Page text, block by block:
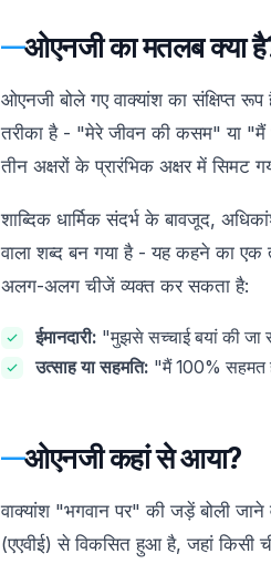
ओएनजी का मतलब क्या
ओएनजी बोले गए वाक्यांश का संक्षिप्त रूप
तरीका है - "मेरे जीवन की कसम" या "मैं
तीन अक्षरों के प्रारंभिक अक्षर में सिमट
शाब्दिक धार्मिक संदर्भ के बावजूद,
वाला शब्द बन गया है - यह कहने का एक
अलग-अलग चीजें व्यक्त कर सकता है:
ईमानदारी: "मुझसे सच्चाई बयां की जा
उत्साह या सहमति: "मैं 100% सहमत
ओएनजी कहां से आया?
वाक्यांश "भगवान पर" की जड़ें बोली
(एएवीई) से विकसित हुआ है, जहां किसी